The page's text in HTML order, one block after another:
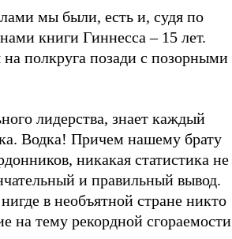
мы были, есть и, судя по
книги Гиннесса – 15 лет.
на полкруга позади с позорными
лидерства, знает каждый
Водка! Причем нашему брату
никакая статистика не
и правильный вывод.
в необъятной стране никто
на тему рекордной сгораемости